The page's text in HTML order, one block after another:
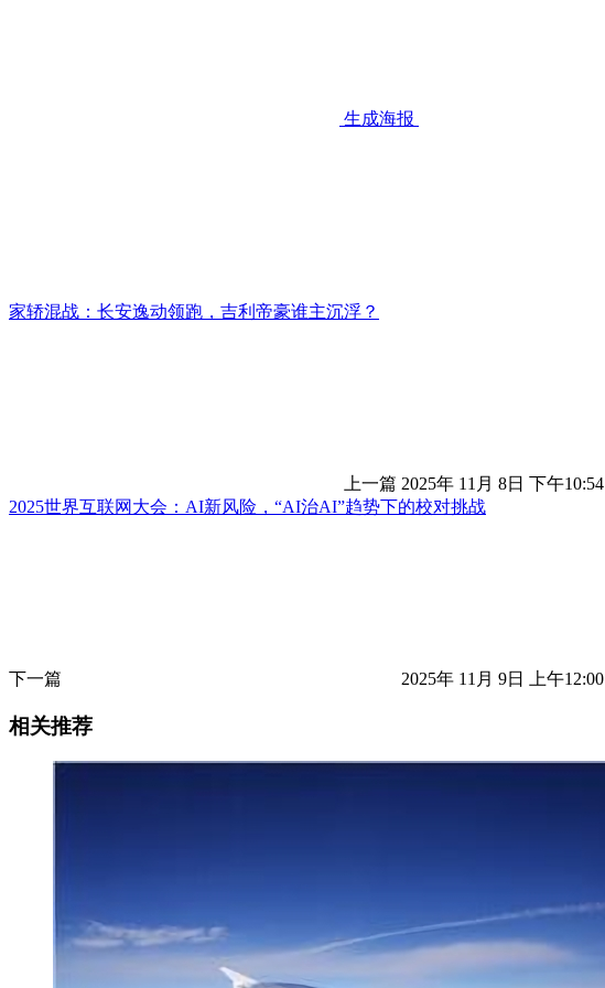
生成海报
家轿混战：长安逸动领跑，吉利帝豪谁主沉浮？
上一篇 2025年 11月 8日 下午10:54
2025世界互联网大会：AI新风险，“AI治AI”趋势下的校对挑战
下一篇 2025年 11月 9日 上午12:00
相关推荐